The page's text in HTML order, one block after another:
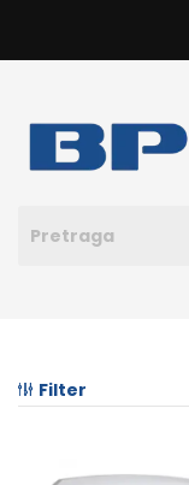
Filter